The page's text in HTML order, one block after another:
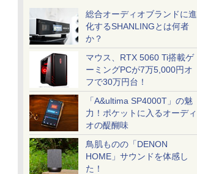
総合オーディオブランドに進
化するSHANLINGとは何者
か？
マウス、RTX 5060 Ti搭載ゲ
ーミングPCが7万5,000円オ
フで30万円台！
「A&ultima SP4000T」の魅
力！ポケットに入るオーディ
オの醍醐味
鳥肌ものの「DENON
HOME」サウンドを体感し
た！